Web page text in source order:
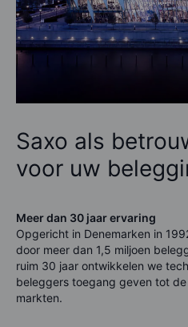
Saxo als
voor uw
Meer dan 30 jaar ervaring
Opgericht in Denemarken in
door meer dan 1,5 miljoen
ruim 30 jaar ontwikkelen we
beleggers toegang geven tot
markten.